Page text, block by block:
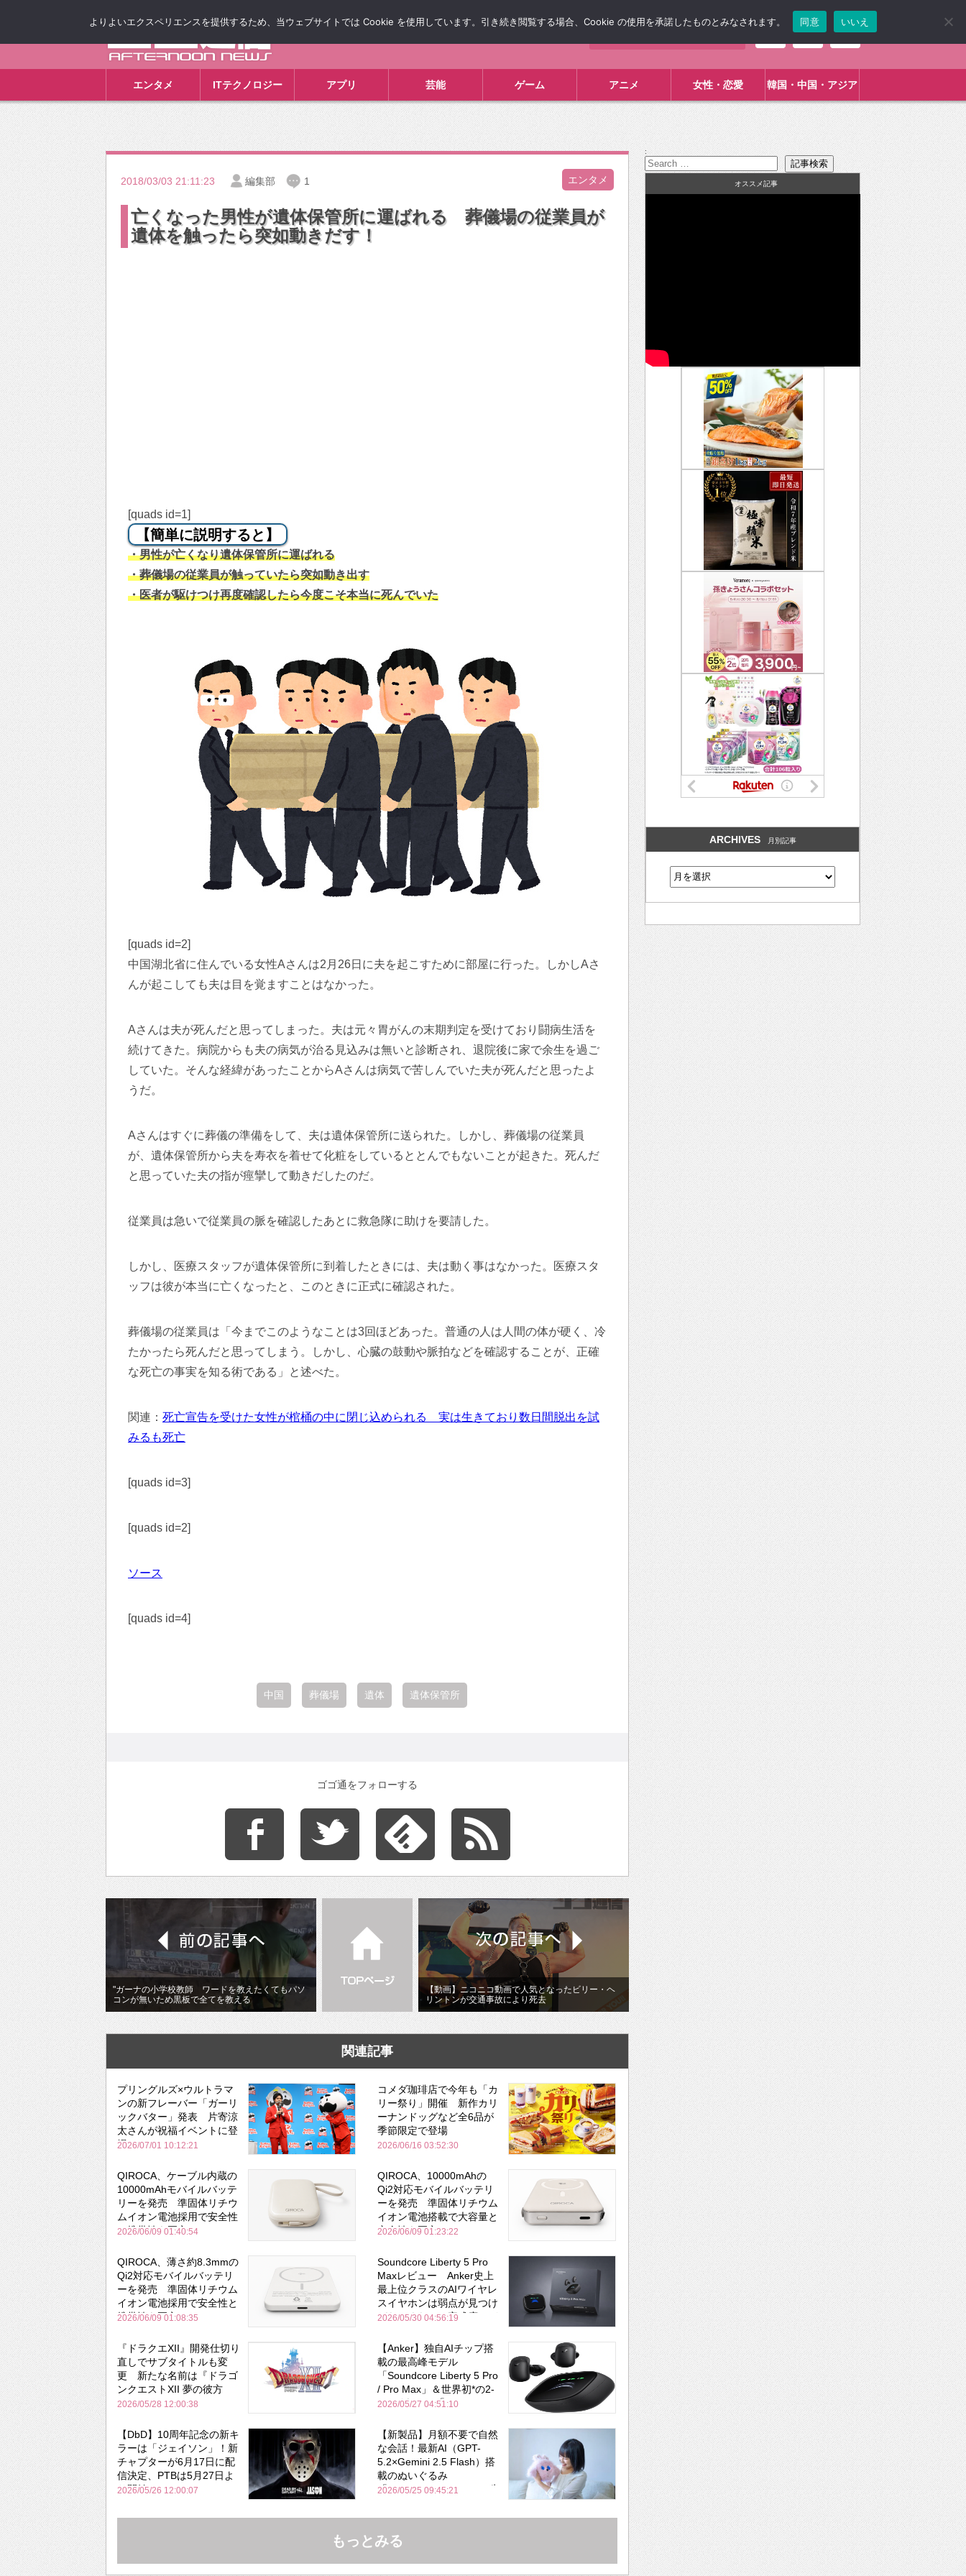
エンタメ ITテクノロジー アプリ 芸能 ゲーム アニメ 女性・恋愛 韓国・中国・アジア
2018/03/03 21:11:23 編集部 1 エンタメ
亡くなった男性が遺体保管所に運ばれる 葬儀場の従業員が
遺体を触ったら突如動きだす！
[quads id=1]
【簡単に説明すると】
・男性が亡くなり遺体保管所に運ばれる
・葬儀場の従業員が触っていたら突如動き出す
・医者が駆けつけ再度確認したら今度こそ本当に死んでいた
[quads id=2]
中国湖北省に住んでいる女性Aさんは2月26日に夫を起こすために部屋に行った。しかしAさ
んが起こしても夫は目を覚ますことはなかった。
Aさんは夫が死んだと思ってしまった。夫は元々胃がんの末期判定を受けており闘病生活を
続けてきた。病院からも夫の病気が治る見込みは無いと診断され、退院後に家で余生を過ご
していた。そんな経緯があったことからAさんは病気で苦しんでいた夫が死んだと思ったよ
うだ。
Aさんはすぐに葬儀の準備をして、夫は遺体保管所に送られた。しかし、葬儀場の従業員
が、遺体保管所から夫を寿衣を着せて化粧をしているととんでもないことが起きた。死んだ
と思っていた夫の指が痙攣して動きだしたのだ。
従業員は急いで従業員の脈を確認したあとに救急隊に助けを要請した。
しかし、医療スタッフが遺体保管所に到着したときには、夫は動く事はなかった。医療スタ
ッフは彼が本当に亡くなったと、このときに正式に確認された。
葬儀場の従業員は「今までこのようなことは3回ほどあった。普通の人は人間の体が硬く、冷
たかったら死んだと思ってしまう。しかし、心臓の鼓動や脈拍などを確認することが、正確
な死亡の事実を知る術である」と述べた。
関連： 死亡宣告を受けた女性が棺桶の中に閉じ込められる 実は生きており数日間脱出を試
みるも死亡
[quads id=3]
[quads id=2]
ソース
[quads id=4]
中国 葬儀場 遺体 遺体保管所
ゴゴ通をフォローする
"ガーナの小学校教師 ワードを教えたくてもパソ
コンが無いため黒板で全てを教える
【動画】ニコニコ動画で人気となったビリー・ヘ
リントンが交通事故により死去
関連記事
プリングルズ×ウルトラマ
ンの新フレーバー「ガーリ
ックバター」発表 片寄涼
太さんが祝福イベントに登
場
2026/07/01 10:12:21
コメダ珈琲店で今年も「カ
リー祭り」開催 新作カリ
ーナンドッグなど全6品が
季節限定で登場
2026/06/16 03:52:30
QIROCA、ケーブル内蔵の
10000mAhモバイルバッテ
リーを発売 準固体リチウ
ムイオン電池採用で安全性
と携帯性を両立
2026/06/09 01:40:54
QIROCA、10000mAhの
Qi2対応モバイルバッテリ
ーを発売 準固体リチウム
イオン電池搭載で大容量と
安全性を両立
2026/06/09 01:23:22
QIROCA、薄さ約8.3mmの
Qi2対応モバイルバッテリ
ーを発売 準固体リチウム
イオン電池採用で安全性と
携帯性を両立
2026/06/09 01:08:35
Soundcore Liberty 5 Pro
Maxレビュー Anker史上
最上位クラスのAIワイヤレ
スイヤホンは弱点が見つけ
づらいくらいの完成度にび
Bose並み
2026/05/30 04:56:19
『ドラクエXII』開発仕切り
直しでサブタイトルも変
更 新たな名前は『ドラゴ
ンクエストXII 夢の彼方
へ』
2026/05/28 12:00:38
【Anker】独自AIチップ搭
載の最高峰モデル
「Soundcore Liberty 5 Pro
/ Pro Max」＆世界初*の2-
in-1イヤホン「AeroFit 2
2026/05/27 04:51:10
【DbD】10周年記念の新キ
ラーは「ジェイソン」！新
チャプターが6月17日に配
信決定、PTBは5月27日よ
り開始
2026/05/26 12:00:07
【新製品】月額不要で自然
な会話！最新AI（GPT-
5.2×Gemini 2.5 Flash）搭
載のぬいぐるみ
「KOTTI」、Makuakeで先
2026/05/25 09:45:21
もっとみる
:
オススメ記事
ARCHIVES 月別記事
よりよいエクスペリエンスを提供するため、当ウェブサイトでは Cookie を使用しています。引き続き閲覧する場合、Cookie の使用を承諾したものとみなされます。 同意 いいえ